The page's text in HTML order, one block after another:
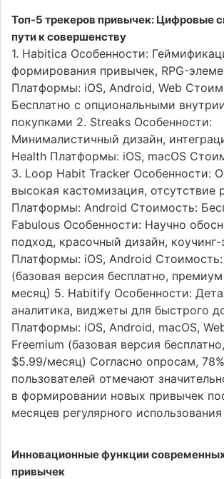
Топ-5 трекеров привычек: Цифровые
пути к совершенству
1. Habitica Особенности:
формирования привычек, RPG-
Платформы: iOS, Android, Web
Бесплатно с опциональными
покупками 2. Streaks Особенности:
Минималистичный дизайн,
Health Платформы: iOS, macOS
3. Loop Habit Tracker Особенности:
высокая кастомизация, отсутствие
Платформы: Android Стоимость:
Fabulous Особенности: Научно
подход, красочный дизайн,
Платформы: iOS, Android Стоимость:
(базовая версия бесплатно,
месяц) 5. Habitify Особенности:
аналитика, виджеты для быстрого
Платформы: iOS, Android, macOS,
Freemium (базовая версия
$5.99/месяц) Согласно опросам, 78%
пользователей отмечают
в формировании новых привычек
месяцев регулярного
Инновационные функции
привычек